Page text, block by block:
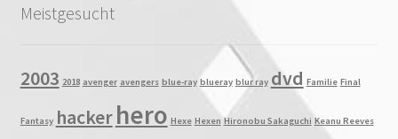
Meistgesucht
2003 2018 avenger avengers blue-ray blueray blur ray dvd Familie Final
Fantasy hackerhero Hexe Hexen Hironobu Sakaguchi Keanu Reeves